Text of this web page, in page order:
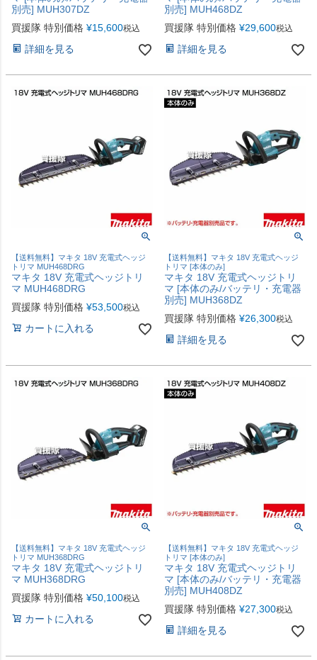
別売] MUH307DZ
買援隊 特別価格 ¥15,600税込
詳細を見る
別売] MUH468DZ
買援隊 特別価格 ¥29,600税込
詳細を見る
【送料無料】マキタ 18V 充電式ヘッジ
トリマ MUH468DRG
マキタ 18V 充電式ヘッジトリ
マ MUH468DRG
買援隊 特別価格 ¥53,500税込
カートに入れる
【送料無料】マキタ 18V 充電式ヘッジ
トリマ [本体のみ]
マキタ 18V 充電式ヘッジトリ
マ [本体のみ/バッテリ・充電器
別売] MUH368DZ
買援隊 特別価格 ¥26,300税込
詳細を見る
【送料無料】マキタ 18V 充電式ヘッジ
トリマ MUH368DRG
マキタ 18V 充電式ヘッジトリ
マ MUH368DRG
買援隊 特別価格 ¥50,100税込
カートに入れる
【送料無料】マキタ 18V 充電式ヘッジ
トリマ [本体のみ]
マキタ 18V 充電式ヘッジトリ
マ [本体のみ/バッテリ・充電器
別売] MUH408DZ
買援隊 特別価格 ¥27,300税込
詳細を見る